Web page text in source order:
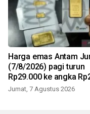
Harga emas Antam
(7/8/2026) pagi turun
Rp29.000 ke angka
juta/gr
Jumat, 7 Agustus 2026